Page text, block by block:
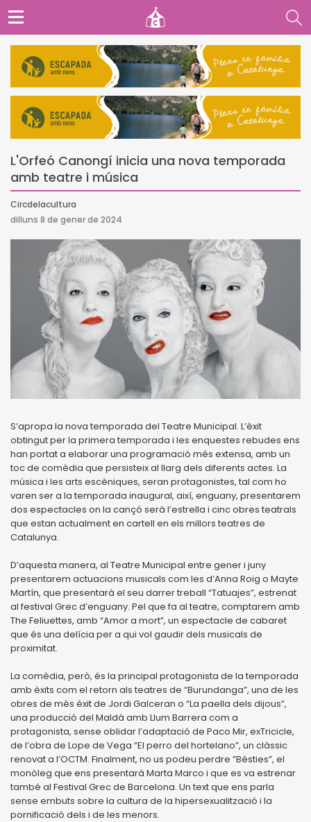
L'Orfeó Canongí inicia una nova temporada
amb teatre i música
Circdelacultura
dilluns 8 de gener de 2024
S’apropa la nova temporada del Teatre Municipal. L’èxit
obtingut per la primera temporada i les enquestes rebudes ens
han portat a elaborar una programació més extensa, amb un
toc de comèdia que persisteix al llarg dels diferents actes. La
música i les arts escèniques, seran protagonistes, tal com ho
varen ser a la temporada inaugural, així, enguany, presentarem
dos espectacles on la cançó serà l’estrella i cinc obres teatrals
que estan actualment en cartell en els millors teatres de
Catalunya.
D’aquesta manera, al Teatre Municipal entre gener i juny
presentarem actuacions musicals com les d’Anna Roig o Mayte
Martín, que presentarà el seu darrer treball “Tatuajes”, estrenat
al festival Grec d’enguany. Pel que fa al teatre, comptarem amb
The Feliuettes, amb “Amor a mort”, un espectacle de cabaret
que és una delícia per a qui vol gaudir dels musicals de
proximitat.
La comèdia, però, és la principal protagonista de la temporada
amb èxits com el retorn als teatres de “Burundanga”, una de les
obres de més èxit de Jordi Galceran o “La paella dels dijous”,
una producció del Maldà amb Llum Barrera com a
protagonista, sense oblidar l’adaptació de Paco Mir, exTricicle,
de l’obra de Lope de Vega “El perro del hortelano”, un clàssic
renovat a l’OCTM. Finalment, no us podeu perdre ”Bèsties”, el
monòleg que ens presentarà Marta Marco i que es va estrenar
també al Festival Grec de Barcelona. Un text que ens parla
sense embuts sobre la cultura de la hipersexualització i la
pornificació dels i de les menors.